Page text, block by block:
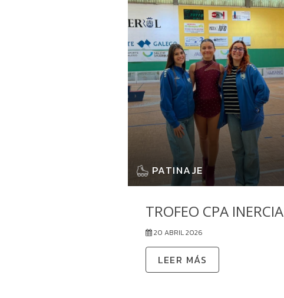
PATINAJE
TROFEO CPA INERCIA
20 ABRIL 2026
LEER MÁS